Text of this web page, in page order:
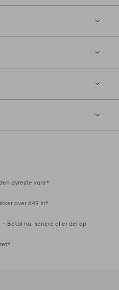
til
dyreste vare*
over 649 kr*
- Betal nu, senere eller del op